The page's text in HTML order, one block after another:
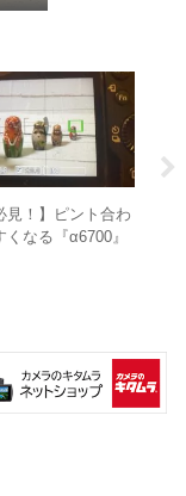
見！】ピント合わ
なる『α6700』